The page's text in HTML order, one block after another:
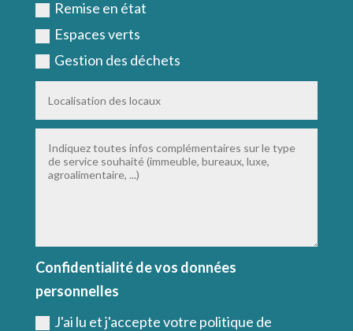
Remise en état
Espaces verts
Gestion des déchets
Confidentialité de vos données
personnelles
J'ai lu et j'accepte votre politique de